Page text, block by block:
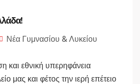
Νέα Γυμνασίου & Λυκείου
και εθνική υπερηφάνεια
μας και φέτος την ιερή επέτειο